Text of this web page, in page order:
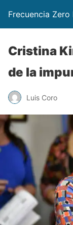
Frecuencia Zero
Cristina
de la
Luis Coro